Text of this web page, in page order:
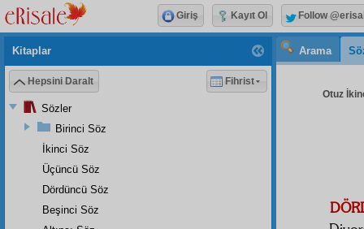
Arama
Otuz
Kitaplar
Hepsini Daralt Fihrist
Sözler
Birinci Söz
İkinci Söz
Üçüncü Söz
Dördüncü Söz
Beşinci Söz
Giriş Kayıt Ol Follow